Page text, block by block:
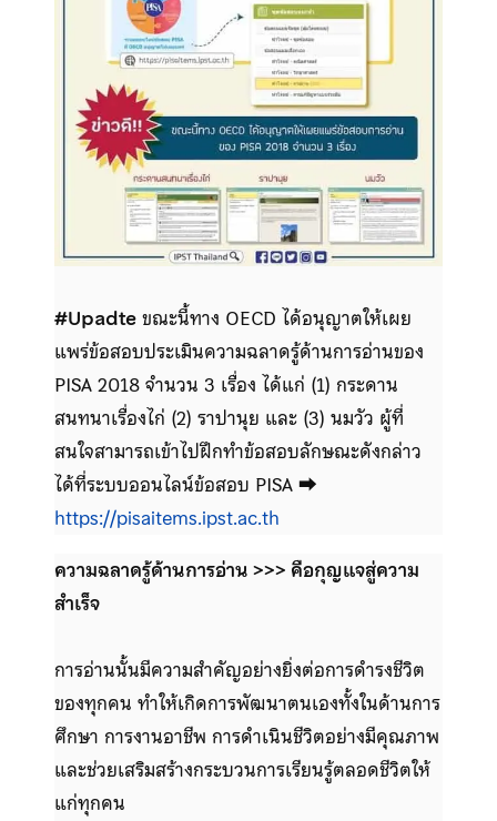
#Upadteขณะนี้ทาง OECD ได้อนุญาตให้เผย
แพร่ข้อสอบประเมินความฉลาดรู้ด้านการอ่านของ
PISA 2018 จำนวน 3 เรื่อง ได้แก่ (1) กระดาน
สนทนาเรื่องไก่ (2) ราปานุย และ (3) นมวัว ผู้ที่
สนใจสามารถเข้าไปฝึกทำข้อสอบลักษณะดังกล่าว
ได้ที่ระบบออนไลน์ข้อสอบ PISA ⮕
https://pisaitems.ipst.ac.th
ความฉลาดรู้ด้านการอ่าน >>> คือกุญแจสู่ความ
สำเร็จ
การอ่านนั้นมีความสำคัญอย่างยิ่งต่อการดำรงชีวิต
ของทุกคน ทำให้เกิดการพัฒนาตนเองทั้งในด้านการ
ศึกษา การงานอาชีพ การดำเนินชีวิตอย่างมีคุณภาพ
และช่วยเสริมสร้างกระบวนการเรียนรู้ตลอดชีวิตให้
แก่ทุกคน